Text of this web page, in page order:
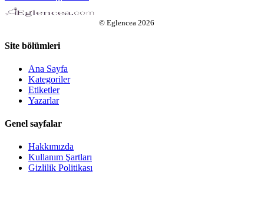
© Eglencea 2026
Site bölümleri
Ana Sayfa
Kategoriler
Etiketler
Yazarlar
Genel sayfalar
Hakkımızda
Kullanım Şartları
Gizlilik Politikası